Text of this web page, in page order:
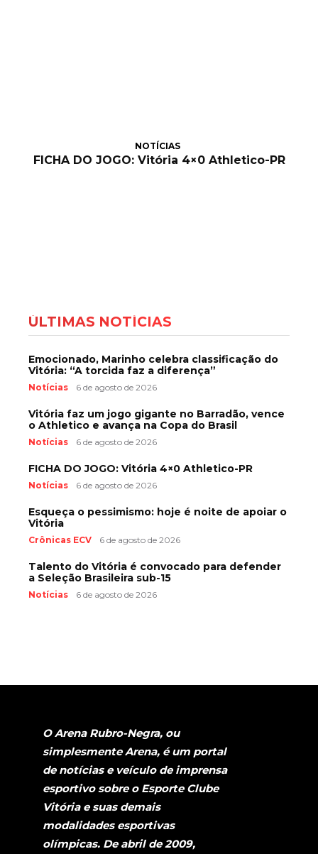
NOTÍCIAS
FICHA DO JOGO: Vitória 4×0 Athletico-PR
ÚLTIMAS NOTÍCIAS
Emocionado, Marinho celebra classificação do
Vitória: “A torcida faz a diferença”
Notícias 6 de agosto de 2026
Vitória faz um jogo gigante no Barradão, vence
o Athletico e avança na Copa do Brasil
Notícias 6 de agosto de 2026
FICHA DO JOGO: Vitória 4×0 Athletico-PR
Notícias 6 de agosto de 2026
Esqueça o pessimismo: hoje é noite de apoiar o
Vitória
Crônicas ECV 6 de agosto de 2026
Talento do Vitória é convocado para defender
a Seleção Brasileira sub-15
Notícias 6 de agosto de 2026
O Arena Rubro-Negra, ou
simplesmente Arena, é um portal
de notícias e veículo de imprensa
esportivo sobre o Esporte Clube
Vitória e suas demais
modalidades esportivas
olímpicas. De abril de 2009,